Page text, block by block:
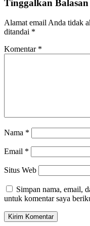
Tinggalkan Balasan
Alamat email Anda tidak
ditandai *
Komentar *
Nama *
Email *
Situs Web
Simpan nama, email,
untuk komentar saya